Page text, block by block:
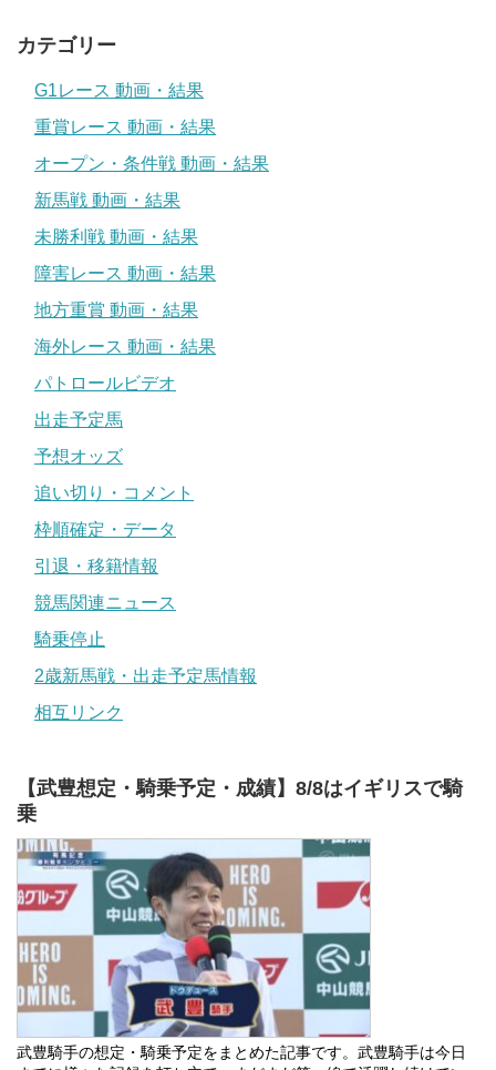
カテゴリー
G1レース 動画・結果
重賞レース 動画・結果
オープン・条件戦 動画・結果
新馬戦 動画・結果
未勝利戦 動画・結果
障害レース 動画・結果
地方重賞 動画・結果
海外レース 動画・結果
パトロールビデオ
出走予定馬
予想オッズ
追い切り・コメント
枠順確定・データ
引退・移籍情報
競馬関連ニュース
騎乗停止
2歳新馬戦・出走予定馬情報
相互リンク
【武豊想定・騎乗予定・成績】8/8はイギリスで騎
乗
武豊騎手の想定・騎乗予定をまとめた記事です。武豊騎手は今日